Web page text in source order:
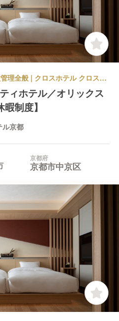
シティホテル | 管理部門 | 施設管理全般 | クロスホテル クロスホテル京都
ィホテル／オリックス
制度】
ル京都
京都府
京都市中京区